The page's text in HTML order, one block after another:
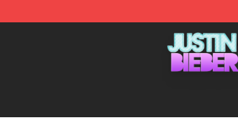
Justin Bieber Store - Official Justin